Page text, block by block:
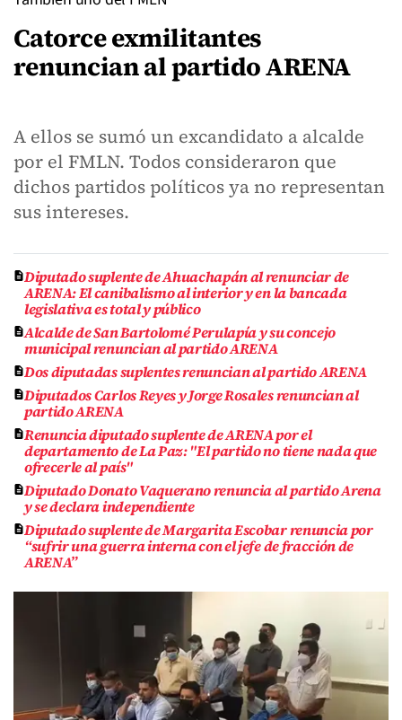
Catorce exmilitantes
renuncian al partido ARENA
A ellos se sumó un excandidato a alcalde
por el FMLN. Todos consideraron que
dichos partidos políticos ya no representan
sus intereses.
Diputado suplente de Ahuachapán al renunciar de
ARENA: El canibalismo al interior y en la bancada
legislativa es total y público
Alcalde de San Bartolomé Perulapía y su concejo
municipal renuncian al partido ARENA
Dos diputadas suplentes renuncian al partido ARENA
Diputados Carlos Reyes y Jorge Rosales renuncian al
partido ARENA
Renuncia diputado suplente de ARENA por el
departamento de La Paz: "El partido no tiene nada que
ofrecerle al país"
Diputado Donato Vaquerano renuncia al partido Arena
y se declara independiente
Diputado suplente de Margarita Escobar renuncia por
“sufrir una guerra interna con el jefe de fracción de
ARENA”